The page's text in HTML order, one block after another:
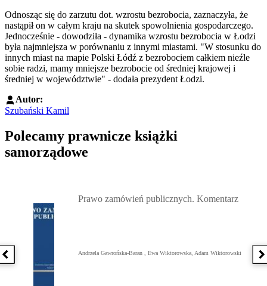
Odnosząc się do zarzutu dot. wzrostu bezrobocia, zaznaczyła, że
nastąpił on w całym kraju na skutek spowolnienia gospodarczego.
Jednocześnie - dowodziła - dynamika wzrostu bezrobocia w Łodzi
była najmniejsza w porównaniu z innymi miastami. "W stosunku do
innych miast na mapie Polski Łódź z bezrobociem całkiem nieźle
sobie radzi, mamy mniejsze bezrobocie od średniej krajowej i
średniej w województwie" - dodała prezydent Łodzi.
Autor:
Szubański Kamil
Polecamy prawnicze książki
samorządowe
Poprzednia książka
Prawo zamówień publicznych. Komentarz
Andrzela Gawrońska-Baran , Ewa Wiktorowska, Adam Wiktorowski